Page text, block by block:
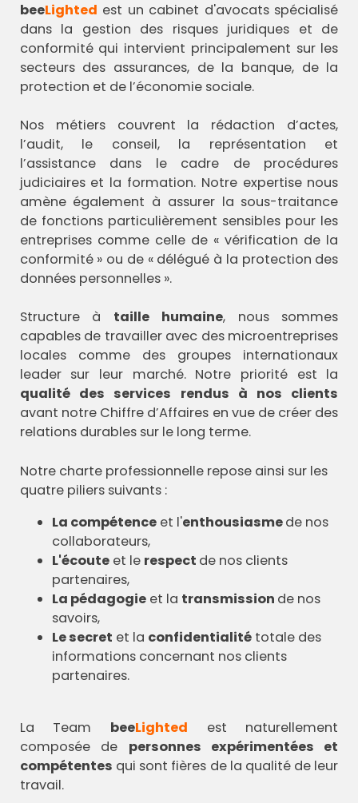
beeLighted est un cabinet d'avocats spécialisé
dans la gestion des risques juridiques et de
conformité qui intervient principalement sur les
secteurs des assurances, de la banque, de la
protection et de l’économie sociale.
Nos métiers couvrent la rédaction d’actes,
l’audit, le conseil, la représentation et
l’assistance dans le cadre de procédures
judiciaires et la formation. Notre expertise nous
amène également à assurer la sous-traitance
de fonctions particulièrement sensibles pour les
entreprises comme celle de « vérification de la
conformité » ou de « délégué à la protection des
données personnelles ».
Structure à taille humaine, nous sommes
capables de travailler avec des microentreprises
locales comme des groupes internationaux
leader sur leur marché. Notre priorité est la
qualité des services rendus à nos clients
avant notre Chiffre d’Affaires en vue de créer des
relations durables sur le long terme.
Notre charte professionnelle repose ainsi sur les
quatre piliers suivants :
La compétenceet l'enthousiasmede nos
collaborateurs,
L'écouteet le respect de nos clients
partenaires,
La pédagogieet la transmission de nos
savoirs,
Le secret et la confidentialitétotale des
informations concernant nos clients
partenaires.
La Team beeLighted est naturellement
composée de personnes expérimentées et
compétentes qui sont fières de la qualité de leur
travail.